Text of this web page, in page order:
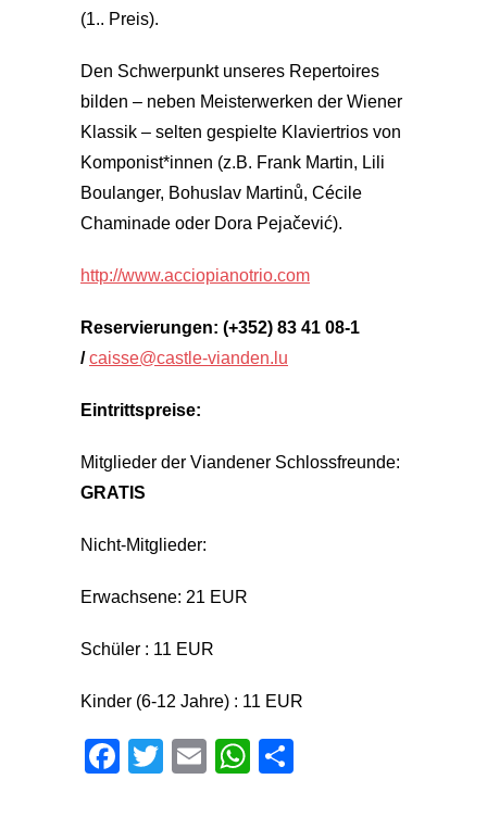
(1.. Preis).
Den Schwerpunkt unseres Repertoires
bilden – neben Meisterwerken der Wiener
Klassik – selten gespielte Klaviertrios von
Komponist*innen (z.B. Frank Martin, Lili
Boulanger, Bohuslav Martinů, Cécile
Chaminade oder Dora Pejačević).
http://www.acciopianotrio.com
Reservierungen: (+352) 83 41 08-1
/caisse@castle-vianden.lu
Eintrittspreise:
Mitglieder der Viandener Schlossfreunde:
GRATIS
Nicht-Mitglieder:
Erwachsene: 21 EUR
Schüler : 11 EUR
Kinder (6-12 Jahre) : 11 EUR
Facebook
Twitter
EmailWhatsApp